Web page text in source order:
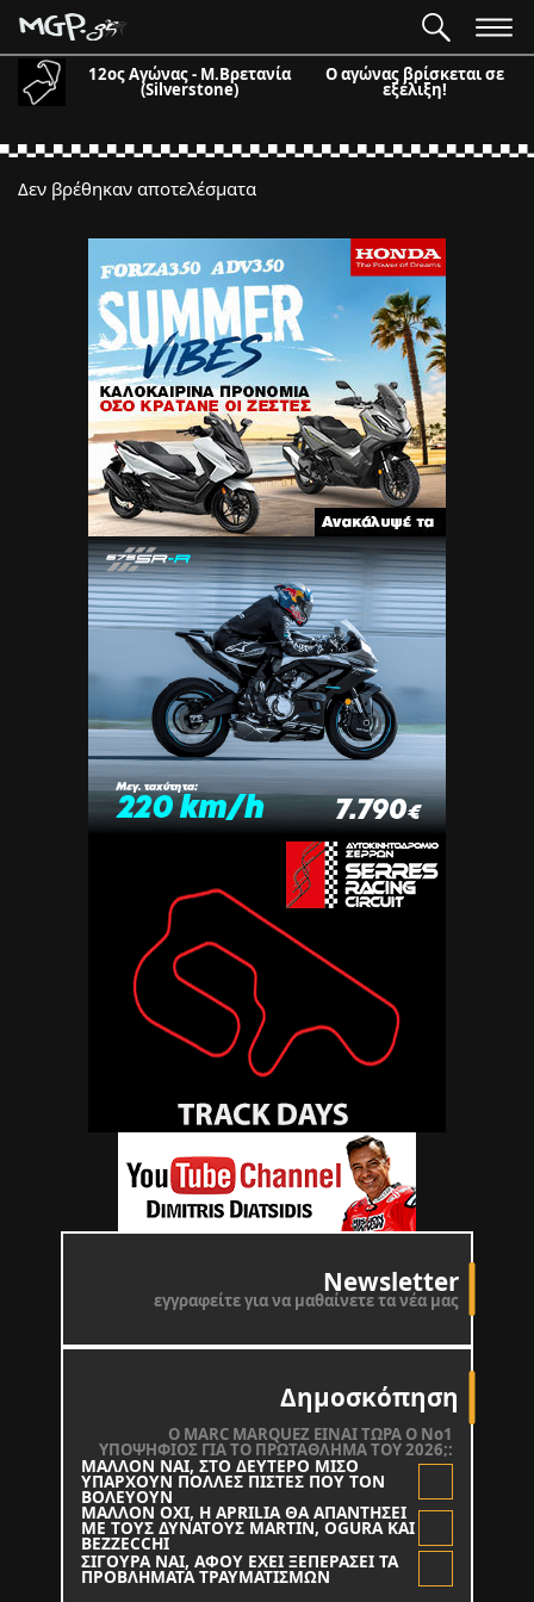
12ος Αγώνας - Μ.Βρετανία
(Silverstone)
Ο αγώνας βρίσκεται σε
εξέλιξη!
Newsletter
εγγραφείτε για να μαθαίνετε τα νέα μας
Δημοσκόπηση
O MARC MARQUEZ ΕΙΝΑΙ ΤΩΡΑ Ο Νο1
ΥΠΟΨΗΦΙΟΣ ΓΙΑ ΤΟ ΠΡΩΤΑΘΛΗΜΑ ΤΟΥ 2026;:
ΜΑΛΛΟΝ ΝΑΙ, ΣΤΟ ΔΕΥΤΕΡΟ ΜΙΣΟ
ΥΠΑΡΧΟΥΝ ΠΟΛΛΕΣ ΠΙΣΤΕΣ ΠΟΥ ΤΟΝ
ΒΟΛΕΥΟΥΝ
ΜΑΛΛΟΝ ΟΧΙ, Η APRILIA ΘΑ ΑΠΑΝΤΗΣΕΙ
ΜΕ ΤΟΥΣ ΔΥΝΑΤΟΥΣ MARTIN, OGURA KAI
BEZZECCHI
ΣΙΓΟΥΡΑ ΝΑΙ, ΑΦΟΥ ΕΧΕΙ ΞΕΠΕΡΑΣΕΙ ΤΑ
ΠΡΟΒΛΗΜΑΤΑ ΤΡΑΥΜΑΤΙΣΜΩΝ
Δεν βρέθηκαν αποτελέσματα